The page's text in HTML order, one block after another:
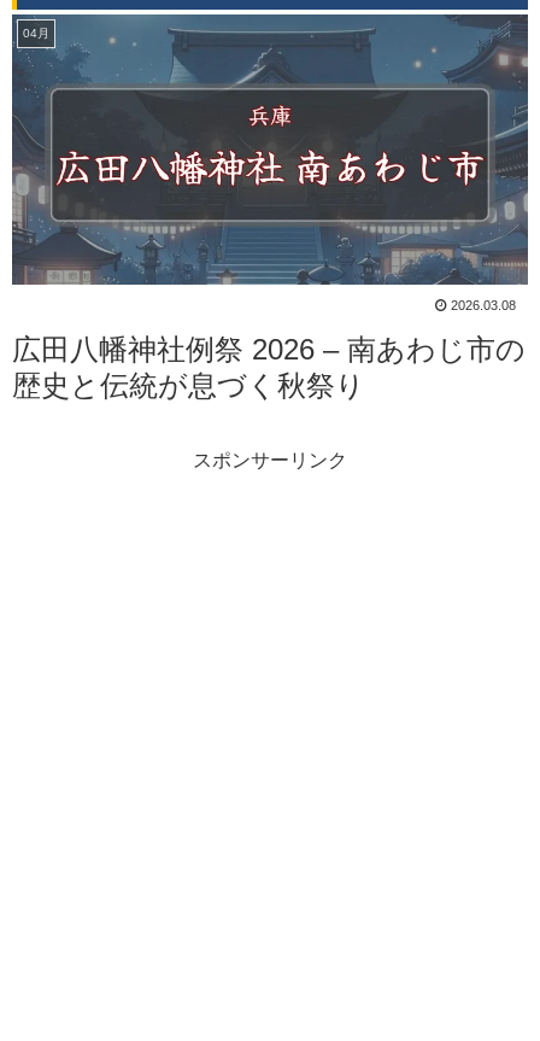
04月
2026.03.08
広田八幡神社例祭 2026 – 南あわじ市の
歴史と伝統が息づく秋祭り
スポンサーリンク